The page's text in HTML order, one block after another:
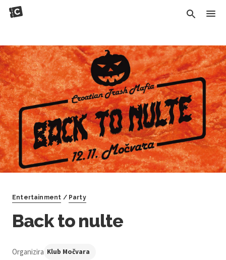
Entertainment / Party
Back to nulte
Organizira Klub Močvara